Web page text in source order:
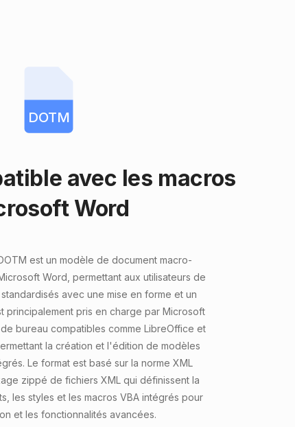
DOTM
avec les macros
Word
est un modèle de document macro-
Word, permettant aux utilisateurs de
avec une mise en forme et un
principalement pris en charge par Microsoft
bureau compatibles comme LibreOffice et
la création et l'édition de modèles
Le format est basé sur la norme XML
zippé de fichiers XML qui définissent la
les styles et les macros VBA intégrés pour
et les fonctionnalités avancées.